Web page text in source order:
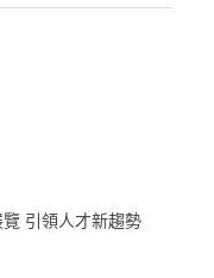
引領人才新趨勢